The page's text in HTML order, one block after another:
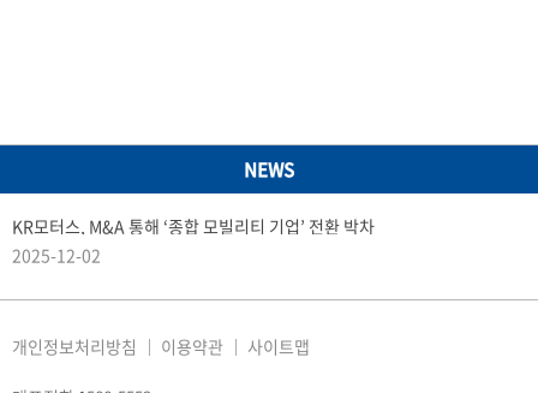
NEWS
KR모터스, M&A 통해 ‘종합 모빌리티 기업’ 전환 박차
2025-12-02
개인정보처리방침 이용약관 사이트맵